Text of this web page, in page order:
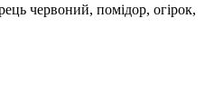
червоний, помідор, огірок,